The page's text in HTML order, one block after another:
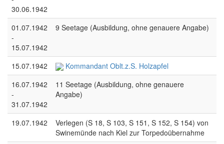
30.06.1942
01.07.1942
-
15.07.1942
9 Seetage (Ausbildung, ohne genauere Angabe)
15.07.1942
Kommandant Oblt.z.S. Holzapfel
16.07.1942
-
31.07.1942
11 Seetage (Ausbildung, ohne genauere
Angabe)
19.07.1942
Verlegen (S 18, S 103, S 151, S 152, S 154) von
Swinemünde nach Kiel zur Torpedoübernahme